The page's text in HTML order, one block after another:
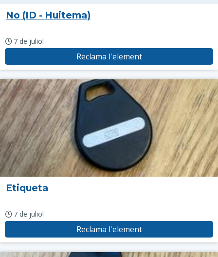
No (ID - Huitema)
7 de juliol
Reclama l'element
Etiqueta
7 de juliol
Reclama l'element